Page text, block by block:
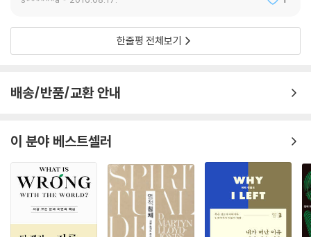
수 없기 때문이다.
수의 말과 행동 속에 들어있다. “예수가 ‘귀 있는 사람은 들으라’고 말한 것
이 시대 상황을 절묘하게 접붙여, 앞으로 우리가 나아갈 방향을 제시해주
예수의 참 뜻을 성경에 있는 그대로 되짚어보면서 의미를 깨우치고 싶지만
성경의 방대한 양 때문에 쉽사리 도전하지 못하고 있는 이가 있다면, 나에
게 있어 예수가 정말 그리스도인지 신앙을 점검해보고 싶은 이가 있다면
한줄평 전체보기
배송/반품/교환 안내
이 분야 베스트셀러